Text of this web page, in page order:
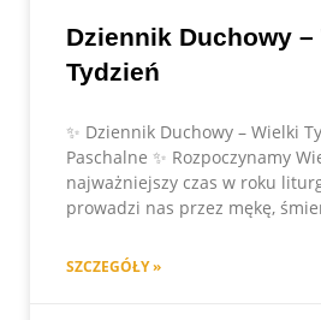
Dziennik Duchowy –
Tydzień
✨ Dziennik Duchowy – Wielki
Paschalne ✨ Rozpoczynamy
najważniejszy czas w roku
prowadzi nas przez mękę,
SZCZEGÓŁY »